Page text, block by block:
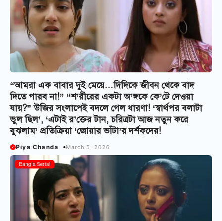
“আমরা এক বাবার দুই মেয়ে…দিদিকে জীবন থেকে বাদ
দিতে পারব না!” “শ’রীরের একটা অ’ঙ্গকে কে’টে দেওয়া
যায়?” উজির সংলাপেই বদলে গেল ধারণা! ‘স্বার্থপর বলাটা
ভুল ছিল’, ‘এটাই র’ক্তের টান, চরিত্রটা আজ নতুন করে
বুঝলাম’ প্রতিক্রিয়া ‘জোয়ার ভাঁটা’র দর্শকদের!
Piya Chanda March 5, 2026
Bangla Serial